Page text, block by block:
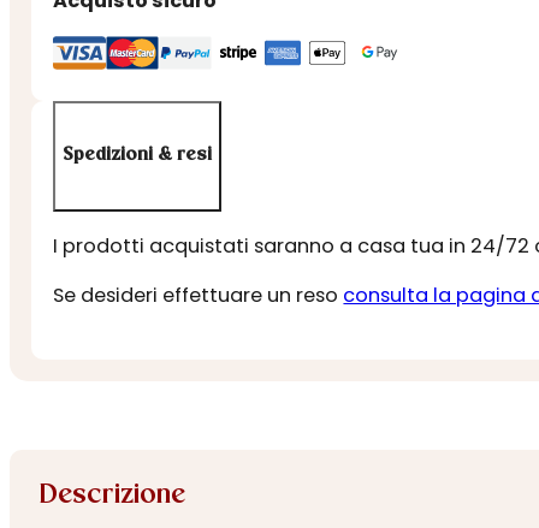
Spedizioni & resi
I prodotti acquistati saranno a casa tua in 24/72
Se desideri effettuare un reso consulta la pagina
Descrizione